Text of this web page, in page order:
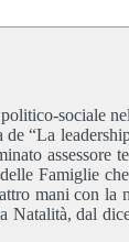
sociale
“La
assessore
Famiglie
mani con
dal